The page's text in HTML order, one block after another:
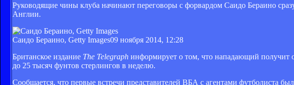
Руководящие чины клуба начинают переговоры с форвардом Саидо Бераино
Англии.
Саидо Бераино, Getty Images09 ноября 2014, 12:28
Британское издание The Telegraph информирует о том, что нападающий получит
до 25 тысяч фунтов стерлингов в неделю.
Сообщается, что первые встречи представителей ВБА с агентами футболиста